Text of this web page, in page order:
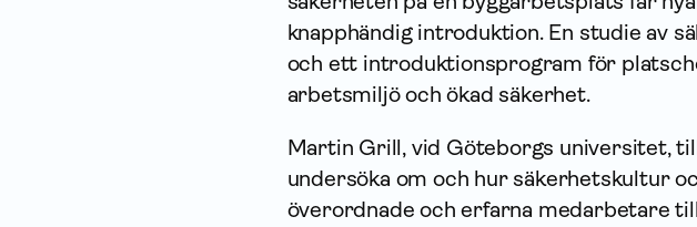
knapphändig introduktion. En studie av
och ett introduktionsprogram för
arbetsmiljö och ökad säkerhet.
Martin Grill, vid Göteborgs universitet,
undersöka om och hur säkerhetskultur
överordnade och erfarna medarbetare